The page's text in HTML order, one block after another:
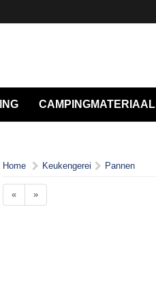
CAMPINGMATERIAAL
Home Keukengerei Pannen
« »